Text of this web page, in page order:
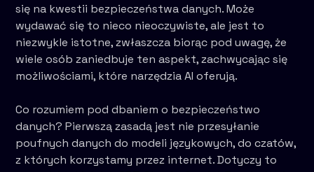
się na kwestii bezpieczeństwa danych. Może
wydawać się to nieco nieoczywiste, ale jest to
niezwykle istotne, zwłaszcza biorąc pod uwagę, że
wiele osób zaniedbuje ten aspekt, zachwycając się
możliwościami, które narzędzia AI oferują.
Co rozumiem pod dbaniem o bezpieczeństwo
danych? Pierwszą zasadą jest nie przesyłanie
poufnych danych do modeli językowych, do czatów,
z których korzystamy przez internet. Dotyczy to